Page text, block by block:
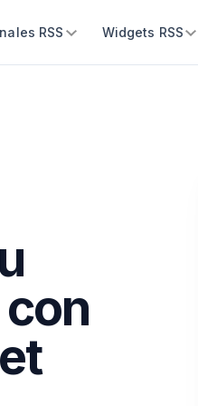
RSS Widgets RSS